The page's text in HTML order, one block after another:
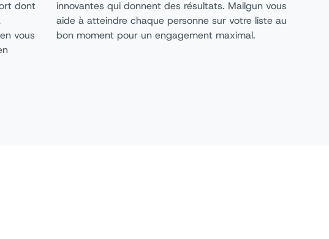
dont
vous
innovantes qui donnent des résultats. Mailgun vous
aide à atteindre chaque personne sur votre liste au
bon moment pour un engagement maximal.